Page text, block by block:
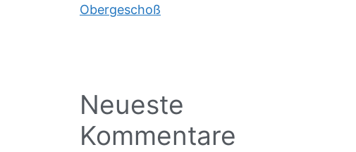
Obergeschoß
Neueste
Kommentare